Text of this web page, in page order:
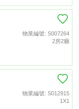
物業編號: S007264
2房2廳
物業編號: S012915
1X1